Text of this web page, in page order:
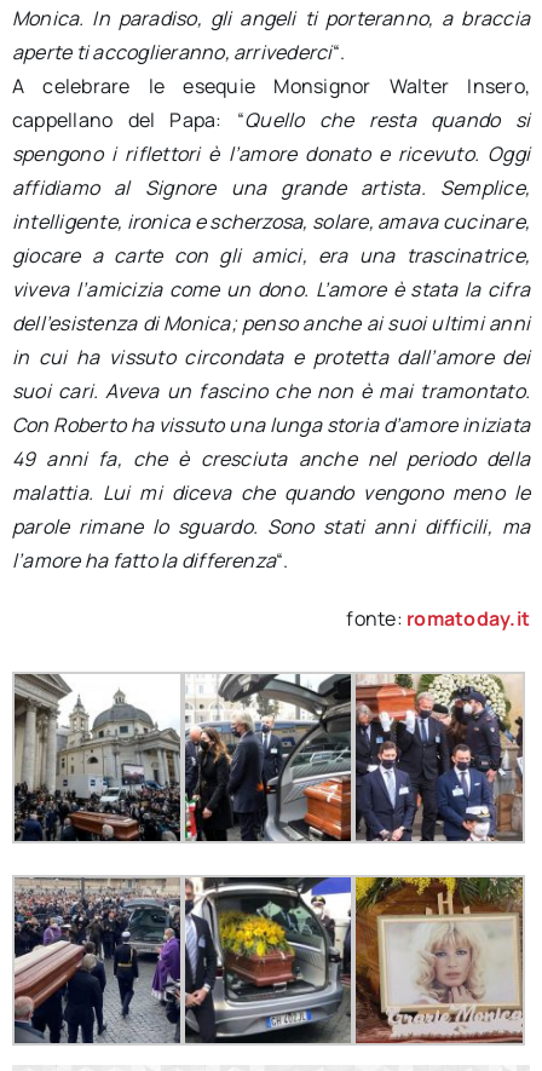
Monica. In paradiso, gli angeli ti porteranno, a braccia
aperte ti accoglieranno, arrivederci“.
A celebrare le esequie Monsignor Walter Insero,
cappellano del Papa: “Quello che resta quando si
spengono i riflettori è l’amore donato e ricevuto. Oggi
affidiamo al Signore una grande artista. Semplice,
intelligente, ironica e scherzosa, solare, amava cucinare,
giocare a carte con gli amici, era una trascinatrice,
viveva l’amicizia come un dono. L’amore è stata la cifra
dell’esistenza di Monica; penso anche ai suoi ultimi anni
in cui ha vissuto circondata e protetta dall’amore dei
suoi cari. Aveva un fascino che non è mai tramontato.
Con Roberto ha vissuto una lunga storia d’amore iniziata
49 anni fa, che è cresciuta anche nel periodo della
malattia. Lui mi diceva che quando vengono meno le
parole rimane lo sguardo. Sono stati anni difficili, ma
l’amore ha fatto la differenza“.
fonte: romatoday.it